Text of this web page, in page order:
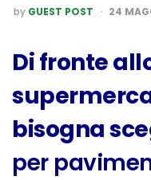
POSTED
BY
by GUEST POST 24
Di fronte
bisogna
per